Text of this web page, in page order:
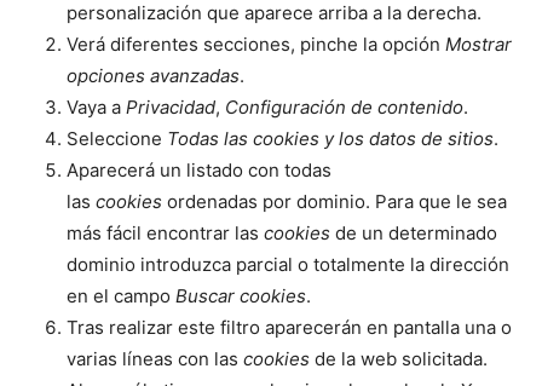
personalización que aparece arriba a la derecha.
Verá diferentes secciones, pinche la opción Mostrar
opciones avanzadas.
Vaya a Privacidad, Configuración de contenido.
Seleccione Todas las cookies y los datos de sitios.
Aparecerá un listado con todas
las cookies ordenadas por dominio. Para que le sea
más fácil encontrar las cookies de un determinado
dominio introduzca parcial o totalmente la dirección
en el campo Buscar cookies.
Tras realizar este filtro aparecerán en pantalla una o
varias líneas con las cookies de la web solicitada.